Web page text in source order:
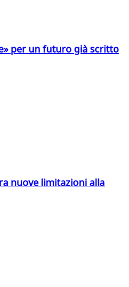
per un futuro già scritto
nuove limitazioni alla